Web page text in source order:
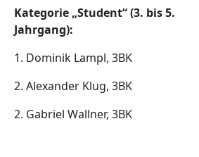
Kategorie „Student“ (3. bis 5.
Jahrgang):
1. Dominik Lampl, 3BK
2. Alexander Klug, 3BK
2. Gabriel Wallner, 3BK